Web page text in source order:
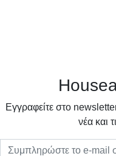
Eγγραφείτε στο
νέα και